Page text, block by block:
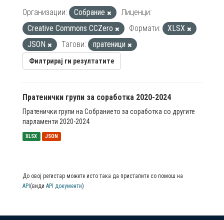
Организации: Собрание
Лиценци:
Creative Commons CCZero
Формати:
XLSX
JSON
Тагови: пратеници
Филтрирај ги резултатите
Пратенички групи за соработка 2020-2024
Пратенички групи на Собранието за соработка со другите
парламенти 2020-2024
XLSX JSON
До овој регистар можете исто така да пристапите со помош на
API (види API документи)